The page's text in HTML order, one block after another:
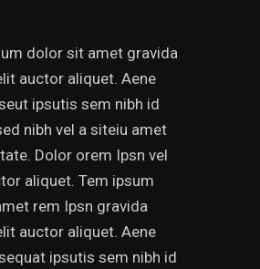
dolor sit amet gravida
auctor aliquet. Aene
ipsutis sem nibh id
nibh vel a siteiu amet
Dolor orem Ipsn vel
aliquet. Tem ipsum
rem Ipsn gravida
auctor aliquet. Aene
ipsutis sem nibh id